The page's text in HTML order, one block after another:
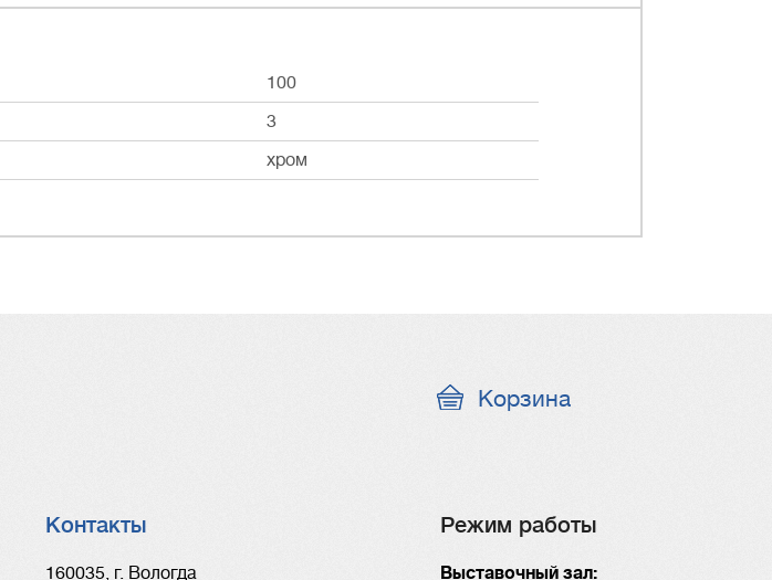
100
3
хром
Корзина
Контакты
160035, г. Вологда
Режим работы
Выставочный зал: